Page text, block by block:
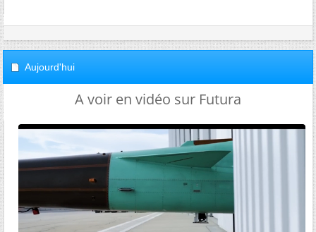
Aujourd'hui
A voir en vidéo sur Futura